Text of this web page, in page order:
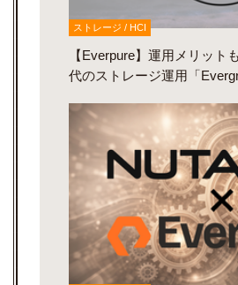
ストレージ / HCI
【Everpure】運用メリット
代のストレージ運用「